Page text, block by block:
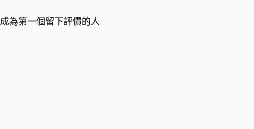
成為第一個留下評價的人